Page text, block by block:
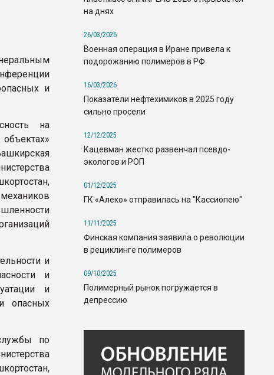
и
на
и
и
и
опасных
по
на днях
26/03/2026
Военная операция в Иране привела к
подорожанию полимеров в РФ
16/03/2026
Показатели нефтехимиков в 2025 году
сильно просели
12/12/2025
Кацевман жестко развенчал псевдо-
экологов и РОП
01/12/2025
ГК «Алеко» отправилась на "Кассиопею"
11/11/2025
Финская компания заявила о революции
в рециклинге полимеров
09/10/2025
Полимерный рынок погружается в
депрессию